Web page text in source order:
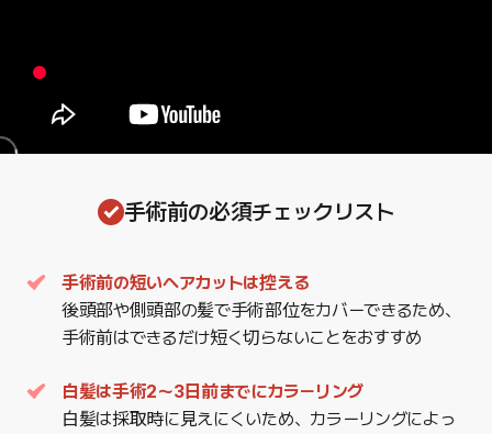
手術前の必須チェックリスト
手術前の短いヘアカットは控える
後頭部や側頭部の髪で手術部位をカバーできるため、
手術前はできるだけ短く切らないことをおすすめ
白髪は手術2〜3日前までにカラーリング
白髪は採取時に見えにくいため、カラーリングによっ